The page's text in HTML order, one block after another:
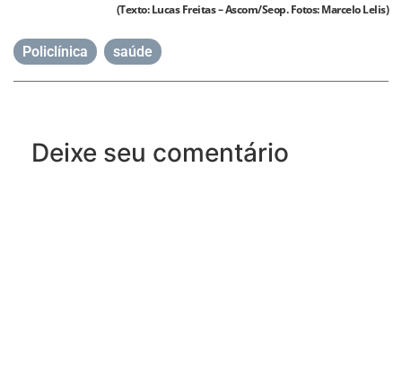
(Texto: Lucas Freitas – Ascom/Seop. Fotos: Marcelo Lelis)
Policlínica saúde
Deixe seu comentário